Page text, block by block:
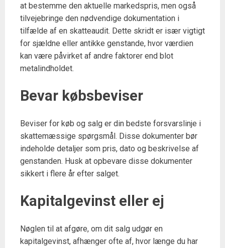
at bestemme den aktuelle markedspris, men også
tilvejebringe den nødvendige dokumentation i
tilfælde af en skatteaudit. Dette skridt er især vigtigt
for sjældne eller antikke genstande, hvor værdien
kan være påvirket af andre faktorer end blot
metalindholdet.
Bevar købsbeviser
Beviser for køb og salg er din bedste forsvarslinje i
skattemæssige spørgsmål. Disse dokumenter bør
indeholde detaljer som pris, dato og beskrivelse af
genstanden. Husk at opbevare disse dokumenter
sikkert i flere år efter salget.
Kapitalgevinst eller ej
Nøglen til at afgøre, om dit salg udgør en
kapitalgevinst, afhænger ofte af, hvor længe du har